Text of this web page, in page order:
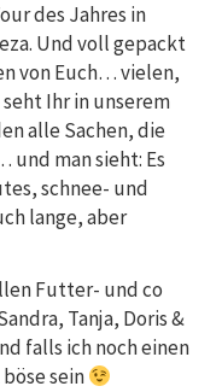
des Jahres in
Und voll gepackt
von Euch… vielen,
Ihr in unserem
alle Sachen, die
und man sieht: Es
schnee- und
lange, aber
Futter- und co
Tanja, Doris &
falls ich noch einen
sein